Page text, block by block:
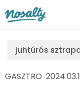
juhtúrós
GASZTRO